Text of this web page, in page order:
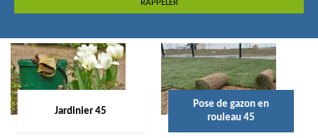
Jardinier 45
Pose de gazon en
rouleau 45